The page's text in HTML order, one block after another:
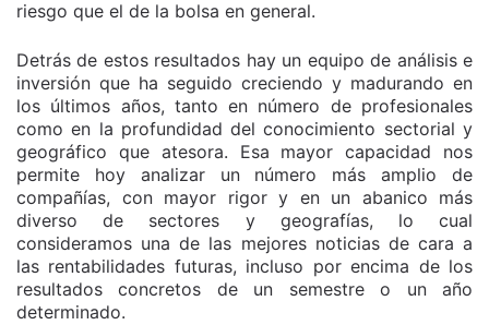
riesgo que el de la bolsa en general.
Detrás de estos resultados hay un equipo de análisis e
inversión que ha seguido creciendo y madurando en
los últimos años, tanto en número de profesionales
como en la profundidad del conocimiento sectorial y
geográfico que atesora. Esa mayor capacidad nos
permite hoy analizar un número más amplio de
compañías, con mayor rigor y en un abanico más
diverso de sectores y geografías, lo cual
consideramos una de las mejores noticias de cara a
las rentabilidades futuras, incluso por encima de los
resultados concretos de un semestre o un año
determinado.